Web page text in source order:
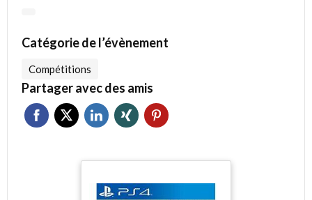
Catégorie de l’évènement
Compétitions
Partager avec des amis